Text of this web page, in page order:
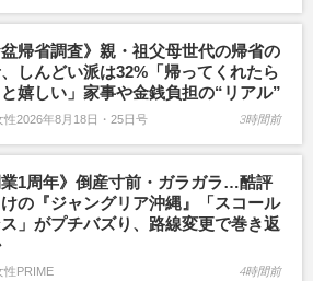
盆帰省調査》親・祖父母世代の帰省の
しんどい派は32%「帰ってくれたら
嬉しい」家事や金銭負担の“リアル”
性2026年8月18日・25日号 3時間前
業1周年》倒産寸前・ガラガラ…酷評
の『ジャングリア沖縄』「スコール
」がプチバズり、路線変更で巻き返
性PRIME 4時間前